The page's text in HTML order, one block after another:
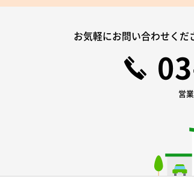
お気軽にお問い合わせくだ
営